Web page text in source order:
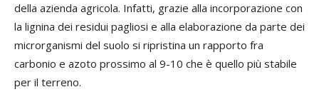
della azienda agricola. Infatti, grazie alla incorporazione con
la lignina dei residui pagliosi e alla elaborazione da parte dei
microrganismi del suolo si ripristina un rapporto fra
carbonio e azoto prossimo al 9-10 che è quello più stabile
per il terreno.